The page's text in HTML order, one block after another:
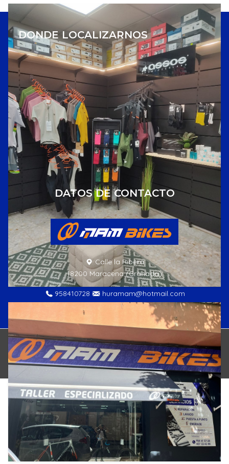
DONDE LOCALIZARNOS
DATOS DE CONTACTO
Calle la Ribera
18200 Maracena (Granada)
958410728 huramam@hotmail.com
© BICICLETAS MAM, tienda de bicicletas en Maracena 2026,-
AVISO LEGAL Y PÓLITICA DE PRIVACIDAD - POLÍTICA DE
COOKIES